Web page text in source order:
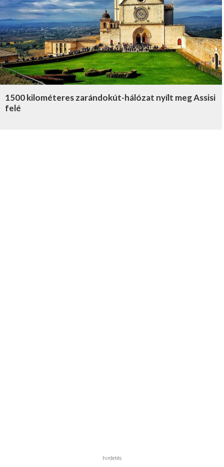
1500 kilométeres zarándokút-hálózat nyílt meg Assisi
felé
hirdetés